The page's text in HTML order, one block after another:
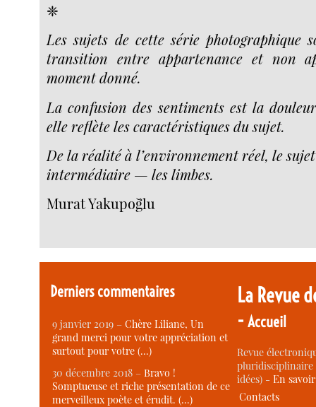
❈
Les sujets de cette série photographique
transition entre appartenance et non
moment donné.
La confusion des sentiments est la
elle reflète les caractéristiques du sujet.
De la réalité à l’environnement réel, le
intermédiaire — les limbes.
Murat Yakupoğlu
Derniers commentaires
9 janvier 2019 –Chère Liliane, Un
grand merci pour votre appréciation et
surtout pour votre (…)
30 décembre 2018 –Bravo !
Somptueuse et riche présentation de ce
merveilleux poète et érudit. (…)
La Revue
-Accueil
Revue
idées) -En
Contacts